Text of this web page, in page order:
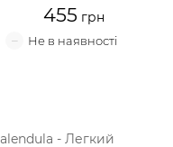
455
- Легкий